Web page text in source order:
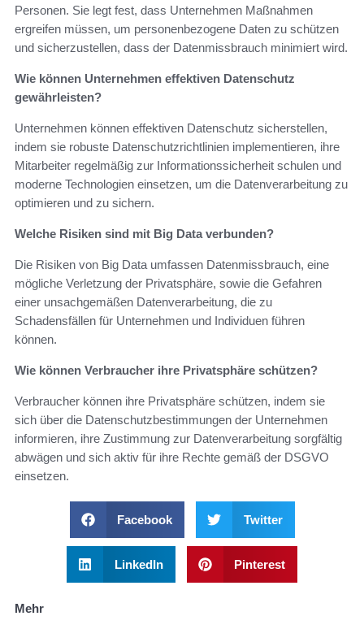
Personen. Sie legt fest, dass Unternehmen Maßnahmen
ergreifen müssen, um personenbezogene Daten zu schützen
und sicherzustellen, dass der Datenmissbrauch minimiert wird.
Wie können Unternehmen effektiven Datenschutz
gewährleisten?
Unternehmen können effektiven Datenschutz sicherstellen,
indem sie robuste Datenschutzrichtlinien implementieren, ihre
Mitarbeiter regelmäßig zur Informationssicherheit schulen und
moderne Technologien einsetzen, um die Datenverarbeitung zu
optimieren und zu sichern.
Welche Risiken sind mit Big Data verbunden?
Die Risiken von Big Data umfassen Datenmissbrauch, eine
mögliche Verletzung der Privatsphäre, sowie die Gefahren
einer unsachgemäßen Datenverarbeitung, die zu
Schadensfällen für Unternehmen und Individuen führen
können.
Wie können Verbraucher ihre Privatsphäre schützen?
Verbraucher können ihre Privatsphäre schützen, indem sie
sich über die Datenschutzbestimmungen der Unternehmen
informieren, ihre Zustimmung zur Datenverarbeitung sorgfältig
abwägen und sich aktiv für ihre Rechte gemäß der DSGVO
einsetzen.
Facebook Twitter
LinkedIn Pinterest
Mehr